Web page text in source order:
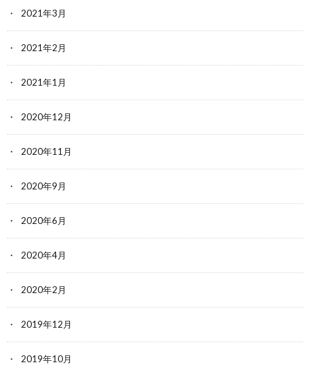
2021年3月
2021年2月
2021年1月
2020年12月
2020年11月
2020年9月
2020年6月
2020年4月
2020年2月
2019年12月
2019年10月